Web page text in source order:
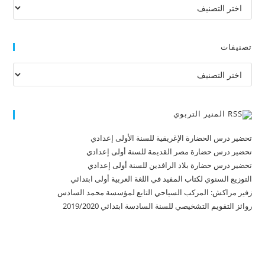
تصنيفات
تصنيفات
تصنيفات
المنير التربوي
تحضير درس الحضارة الإغريقية للسنة الأولى إعدادي
تحضير درس حضارة مصر القديمة للسنة أولى إعدادي
تحضير درس حضارة بلاد الرافدين للسنة أولى إعدادي
التوزيع السنوي لكتاب المفيد في اللغة العربية أولى ابتدائي
زفير مراكش: المركب السياحي التابع لمؤسسة محمد السادس
روائز التقويم التشخيصي للسنة السادسة ابتدائي 2019/2020